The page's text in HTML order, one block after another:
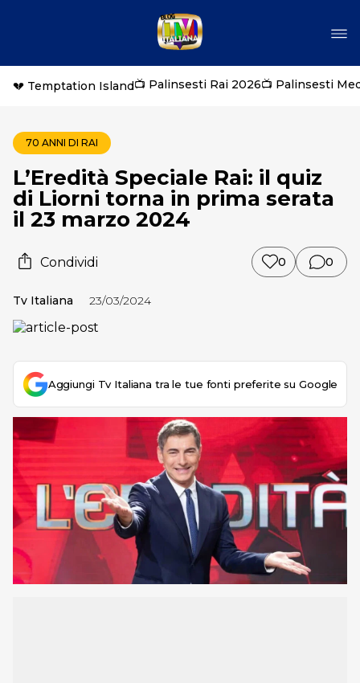
💔 Temptation Island📺 Palinsesti Rai 2026📺 Palinsesti
70 ANNI DI RAI
L’Eredità Speciale Rai: il quiz
di Liorni torna in prima serata
il 23 marzo 2024
Condividi 0 0
Tv Italiana 23/03/2024
Aggiungi Tv Italiana tra le tue fonti preferite su Google